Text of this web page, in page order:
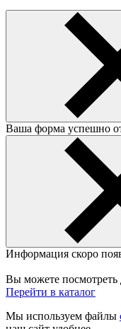
Ваша форма успешно
Информация скоро
Вы можете посмотреть
Перейти в каталог
Мы используем файлы